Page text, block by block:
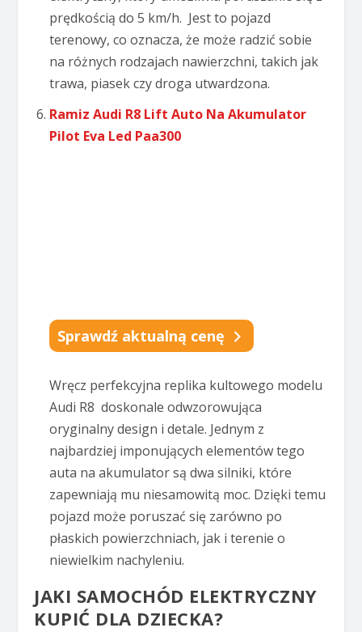
prędkością do 5 km/h. Jest to pojazd
terenowy, co oznacza, że może radzić sobie
na różnych rodzajach nawierzchni, takich jak
trawa, piasek czy droga utwardzona.
Ramiz Audi R8 Lift Auto Na Akumulator
Pilot Eva Led Paa300
Sprawdź aktualną cenę
Wręcz perfekcyjna replika kultowego modelu
Audi R8 doskonale odwzorowująca
oryginalny design i detale. Jednym z
najbardziej imponujących elementów tego
auta na akumulator są dwa silniki, które
zapewniają mu niesamowitą moc. Dzięki temu
pojazd może poruszać się zarówno po
płaskich powierzchniach, jak i terenie o
niewielkim nachyleniu.
JAKI SAMOCHÓD ELEKTRYCZNY
KUPIĆ DLA DZIECKA?